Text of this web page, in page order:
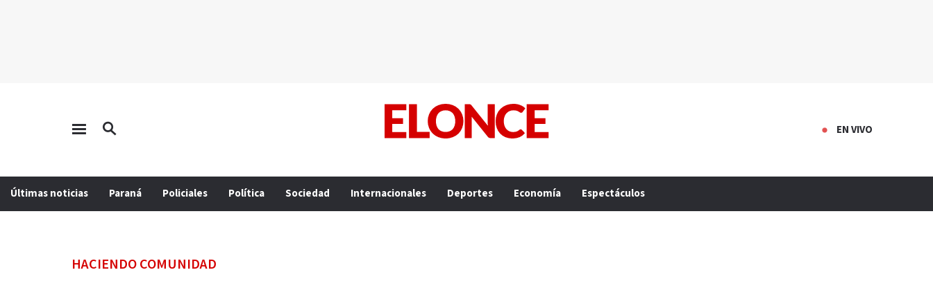
EN VIVO
Últimas noticias Paraná Policiales Política Sociedad Internacionales Deportes Economía Espectáculos
HACIENDO COMUNIDAD